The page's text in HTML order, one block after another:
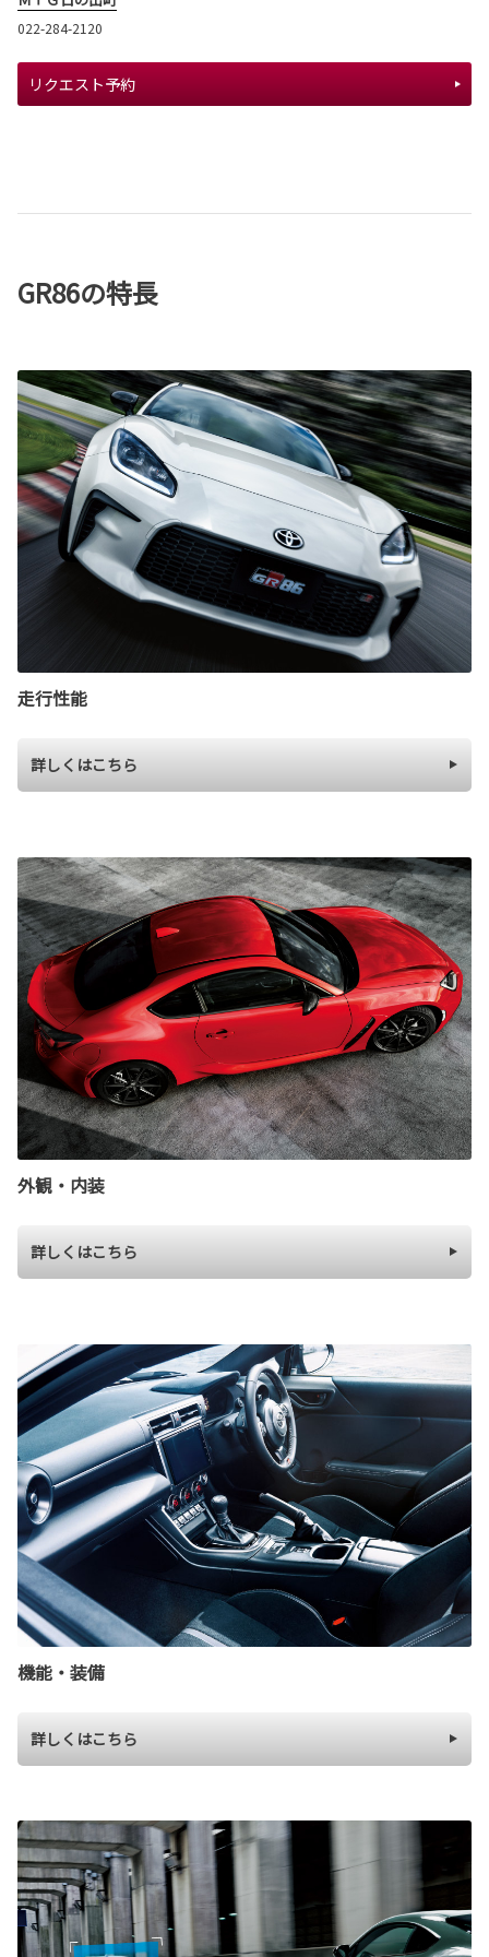
022-284-2120
リクエスト予約
GR86の特長
走行性能
詳しくはこちら
外観・内装
詳しくはこちら
機能・装備
詳しくはこちら